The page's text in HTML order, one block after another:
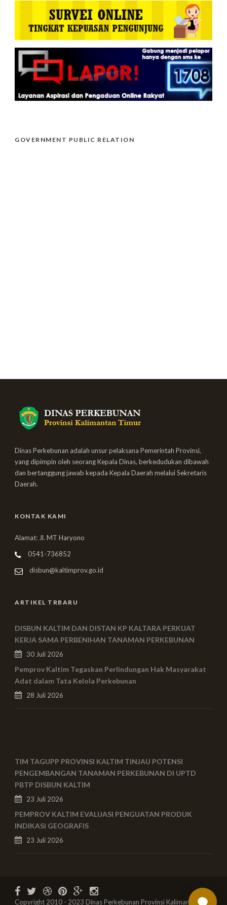
GOVERNMENT PUBLIC RELATION
Dinas Perkebunan adalah unsur pelaksana Pemerintah Provinsi,
yang dipimpin oleh seorang Kepala Dinas, berkedudukan dibawah
dan bertanggung jawab kepada Kepala Daerah melalui Sekretaris
Daerah.
KONTAK KAMI
Alamat: Jl. MT Haryono
0541-736852
disbun@kaltimprov.go.id
ARTIKEL TRBARU
DISBUN KALTIM DAN DISTAN KP KALTARA PERKUAT
KERJA SAMA PERBENIHAN TANAMAN PERKEBUNAN
30 Juli 2026
Pemprov Kaltim Tegaskan Perlindungan Hak Masyarakat
Adat dalam Tata Kelola Perkebunan
28 Juli 2026
TIM TAGUPP PROVINSI KALTIM TINJAU POTENSI
PENGEMBANGAN TANAMAN PERKEBUNAN DI UPTD
PBTP DISBUN KALTIM
23 Juli 2026
PEMPROV KALTIM EVALUASI PENGUATAN PRODUK
INDIKASI GEOGRAFIS
23 Juli 2026
Copyright 2010 - 2023 Dinas Perkebunan Provinsi Kalimantan